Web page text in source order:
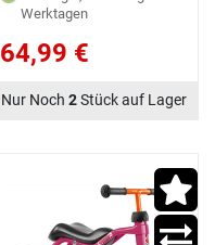
Werktagen
64,99 €
Nur Noch 2Stück auf Lager